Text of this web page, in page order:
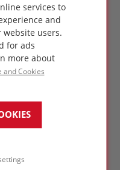
services to
and
users.
for ads
more about
and Cookies
adhesivos,
recubrimientos.
de medida